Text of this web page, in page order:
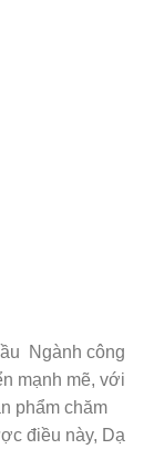
Ngành công
mạnh mẽ, với
phẩm chăm
điều này, Dạ